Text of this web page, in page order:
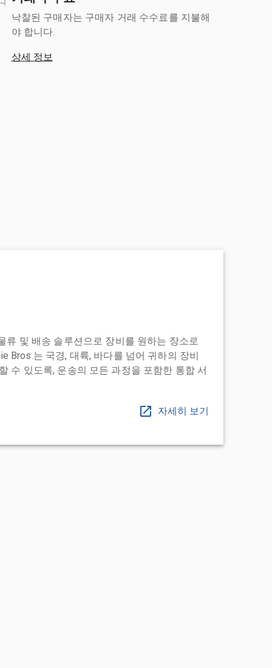
낙찰된 구매자는 구매자 거래 수수료를 지불해
야 합니다.
상세 정보
류 및 배송 솔루션으로 장비를 원하는 장소로
Bros.는 국경, 대륙, 바다를 넘어 귀하의 장비
수 있도록, 운송의 모든 과정을 포함한 통합 서
자세히 보기